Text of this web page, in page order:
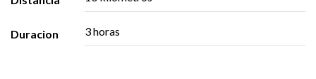
Duracion 3 horas